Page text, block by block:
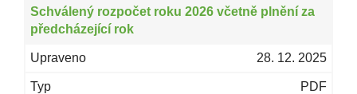
Schválený rozpočet roku 2026 včetně plnění za
předcházející rok
28. 12. 2025
PDF